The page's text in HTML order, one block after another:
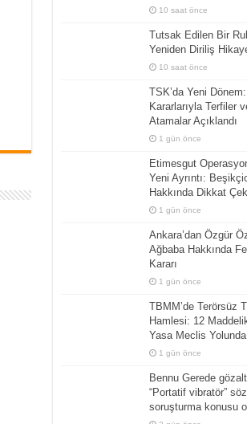
10 saat önce
Tutsak Edilen Bir
Yeniden Diriliş
10 saat önce
TSK’da Yeni
Kararlarıyla Terfiler
Atamalar Açıklandı
1 gün önce
Etimesgut
Yeni Ayrıntı:
Hakkında Dikkat
1 gün önce
Ankara’dan Özgür
Ağbaba Hakkında
Kararı
1 gün önce
TBMM’de Terörsüz
Hamlesi: 12
Yasa Meclis Yolunda
1 gün önce
Bennu Gerede
“Portatif vibratör”
soruşturma konusu